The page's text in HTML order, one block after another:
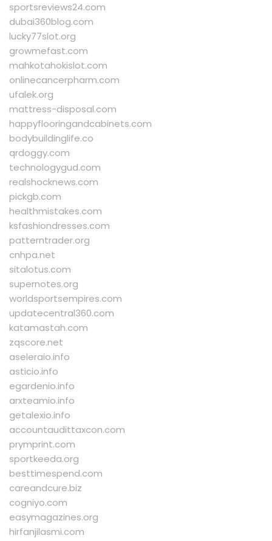
sportsreviews24.com
dubai360blog.com
lucky77slot.org
growmefast.com
mahkotahokislot.com
onlinecancerpharm.com
ufalek.org
mattress-disposal.com
happyflooringandcabinets.com
bodybuildinglife.co
qrdoggy.com
technologygud.com
realshocknews.com
pickgb.com
healthmistakes.com
ksfashiondresses.com
patterntrader.org
cnhpa.net
sitalotus.com
supernotes.org
worldsportsempires.com
updatecentral360.com
katamastah.com
zqscore.net
aseleraio.info
asticio.info
egardenio.info
arxteamio.info
getalexio.info
accountaudittaxcon.com
prymprint.com
sportkeeda.org
besttimespend.com
careandcure.biz
cogniyo.com
easymagazines.org
hirfanjilasmi.com